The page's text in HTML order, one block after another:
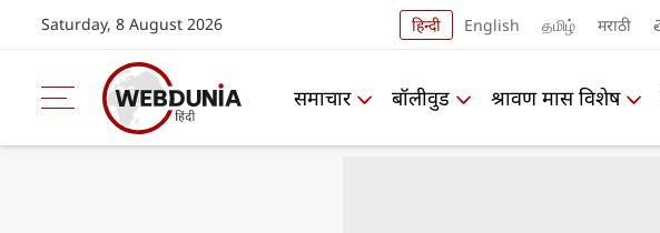
Saturday, 8 August 2026 हिन्दी English தமிழ் मराठी
समाचार बॉलीवुड श्रावण मास विशेष